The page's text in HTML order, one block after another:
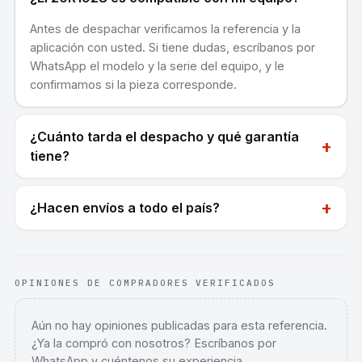
Antes de despachar verificamos la referencia y la
aplicación con usted. Si tiene dudas, escríbanos por
WhatsApp el modelo y la serie del equipo, y le
confirmamos si la pieza corresponde.
¿Cuánto tarda el despacho y qué garantía
tiene?
+
¿Hacen envíos a todo el país? +
OPINIONES DE COMPRADORES VERIFICADOS
Aún no hay opiniones publicadas para esta referencia.
¿Ya la compró con nosotros? Escríbanos por